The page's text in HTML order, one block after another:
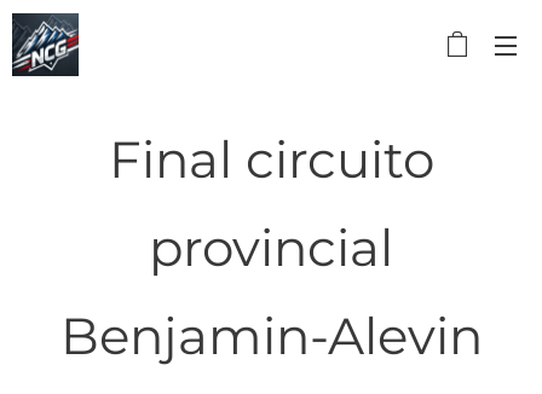
Final circuito
provincial
Benjamin-Alevin